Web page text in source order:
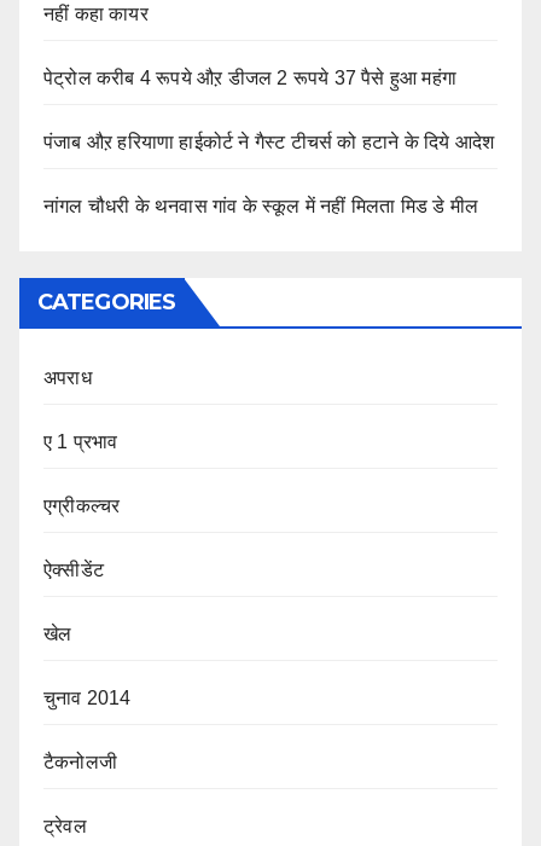
नहीं कहा कायर
पेट्रोल करीब 4 रूपये औऱ डीजल 2 रूपये 37 पैसे हुआ महंगा
पंजाब औऱ हरियाणा हाईकोर्ट ने गैस्ट टीचर्स को हटाने के दिये आदेश
नांगल चौधरी के थनवास गांव के स्कूल में नहीं मिलता मिड डे मील
CATEGORIES
अपराध
ए 1 प्रभाव
एग्रीकल्चर
ऐक्सीडेंट
खेल
चुनाव 2014
टैकनोलजी
ट्रेवल